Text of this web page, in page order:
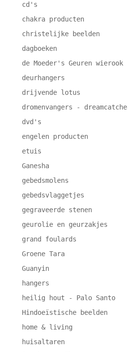
cd's
chakra producten
christelijke beelden
dagboeken
de Moeder's Geuren wierook
deurhangers
drijvende lotus
dromenvangers -
dvd's
engelen producten
etuis
Ganesha
gebedsmolens
gebedsvlaggetjes
gegraveerde stenen
geurolie en geurzakjes
grand foulards
Groene Tara
Guanyin
hangers
heilig hout - Palo Santo
Hindoeïstische beelden
home & living
huisaltaren